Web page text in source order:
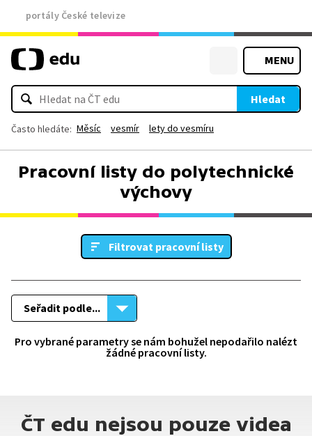
portály České televize
MENU
Hledat
Často hledáte: Měsíc vesmír lety do vesmíru
Pracovní listy do polytechnické
výchovy
Filtrovat pracovní listy
Seřadit podle...
Pro vybrané parametry se nám bohužel nepodařilo nalézt
žádné pracovní listy.
ČT edu nejsou pouze videa